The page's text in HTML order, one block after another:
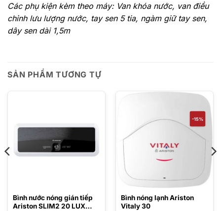
Các phụ kiện kèm theo máy: Van khóa nước, van điều
chỉnh lưu lượng nước, tay sen 5 tia, ngàm giữ tay sen,
dây sen dài 1,5m
SẢN PHẨM TƯƠNG TỰ
Bình nước nóng gián tiếp
Ariston SLIM2 20 LUX
-15%
Bình nóng lạnh Ariston
Vitaly 30